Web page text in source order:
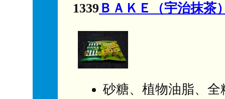
1339 ＢＡＫＥ（宇治抹茶
砂糖、植物油脂、